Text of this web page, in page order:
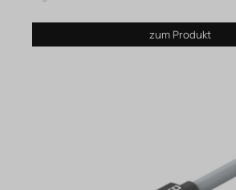
zum Produkt